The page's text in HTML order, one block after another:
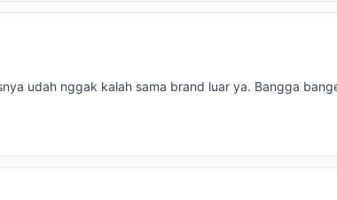
udah nggak kalah sama brand luar ya. Bangga